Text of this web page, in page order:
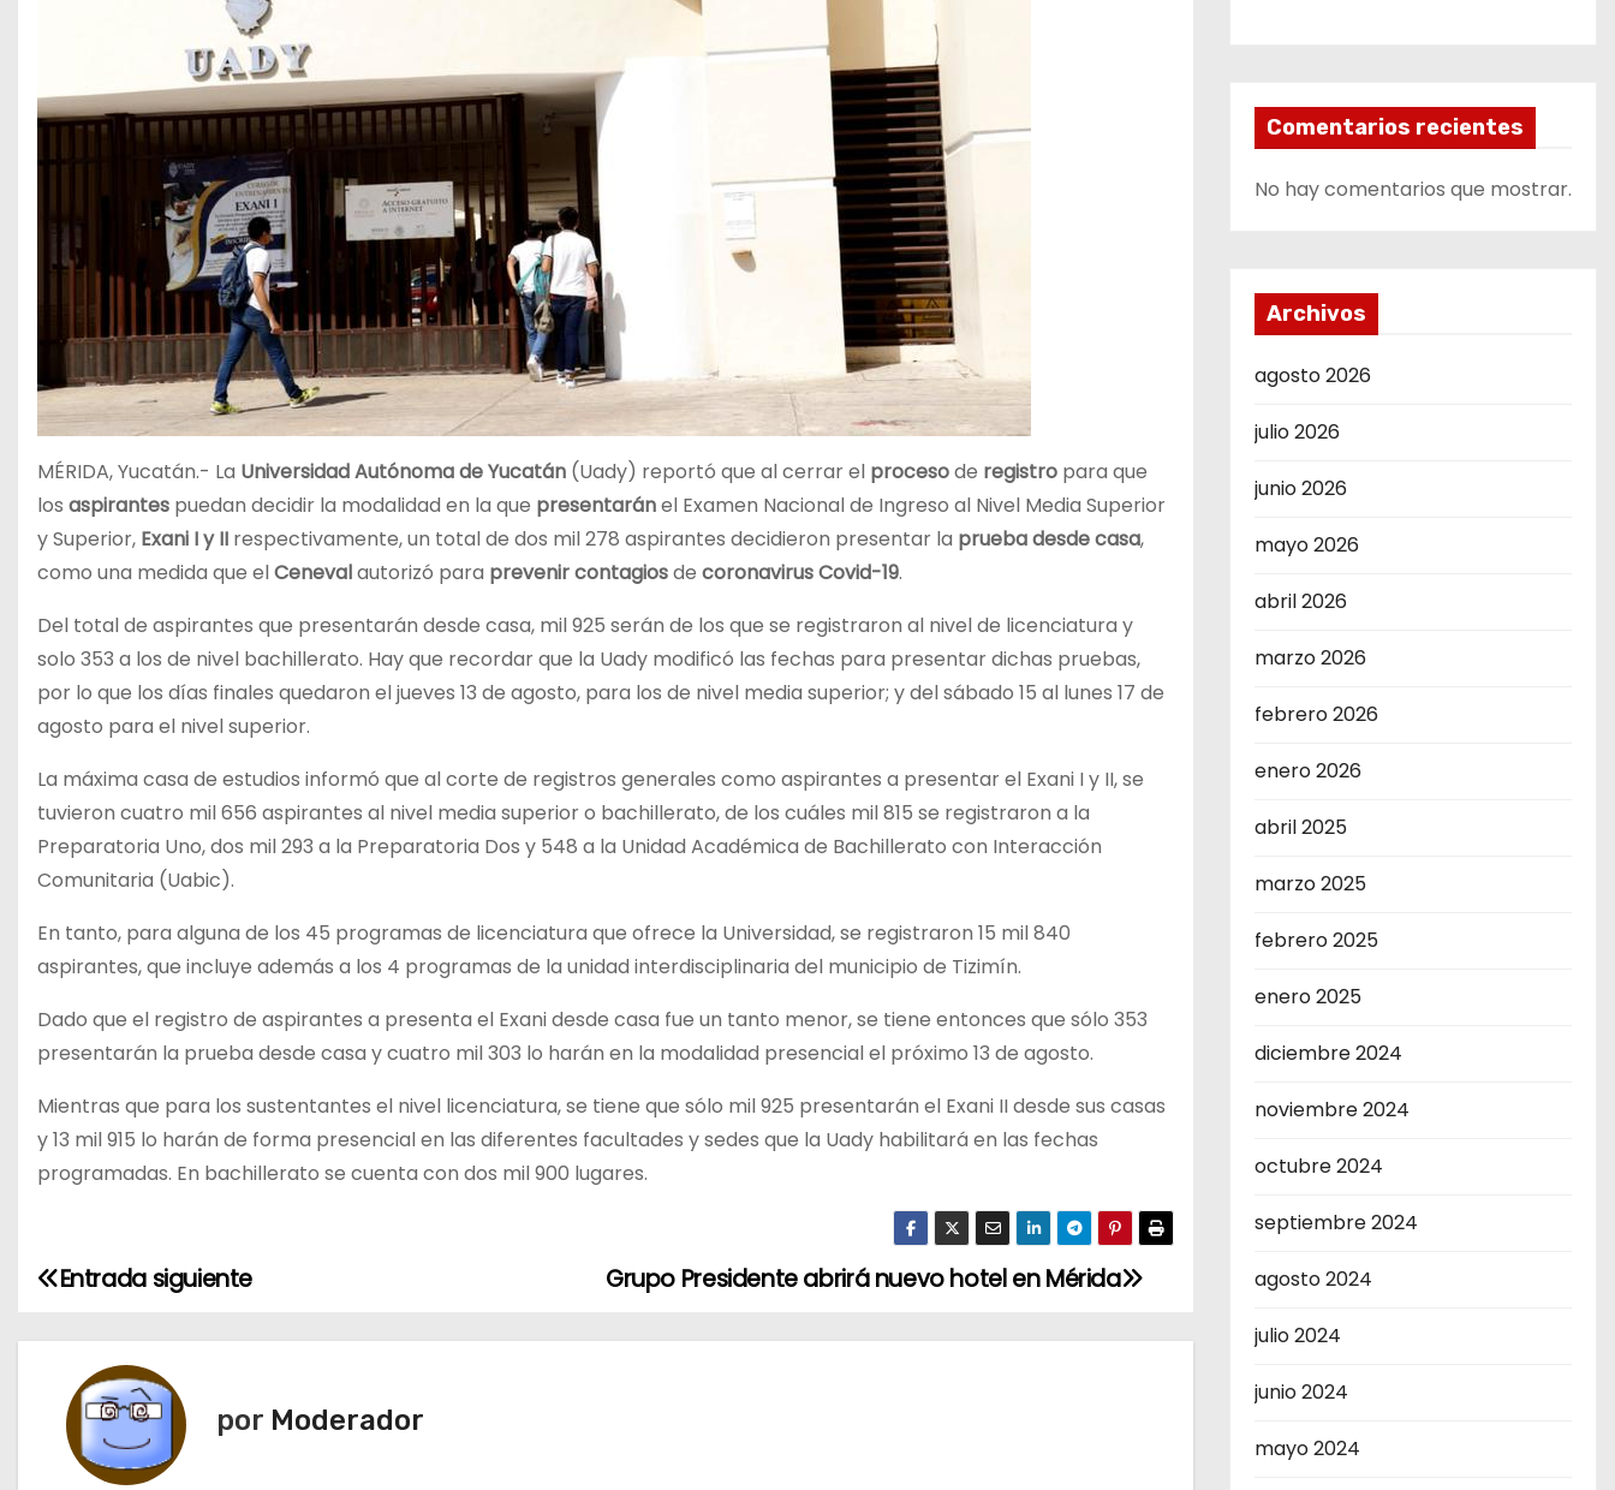
MÉRIDA, Yucatán.- La Universidad Autónoma de Yucatán (Uady) reportó que al cerrar el procesode registro para que
los aspirantes puedan decidir la modalidad en la que presentaránel Examen Nacional de Ingreso al Nivel Media Superior
y Superior, Exani I y II respectivamente, un total de dos mil 278 aspirantes decidieron presentar la prueba desde casa,
como una medida que elCenevalautorizó para prevenir contagiosde coronavirus Covid-19.
Del total de aspirantes que presentarán desde casa, mil 925 serán de los que se registraron al nivel de licenciatura y
solo 353 a los de nivel bachillerato. Hay que recordar que la Uady modificó las fechas para presentar dichas pruebas,
por lo que los días finales quedaron el jueves 13 de agosto, para los de nivel media superior; y del sábado 15 al lunes 17 de
agosto para el nivel superior.
La máxima casa de estudios informó que al corte de registros generales como aspirantes a presentar el Exani I y II, se
tuvieron cuatro mil 656 aspirantes al nivel media superior o bachillerato, de los cuáles mil 815 se registraron a la
Preparatoria Uno, dos mil 293 a la Preparatoria Dos y 548 a la Unidad Académica de Bachillerato con Interacción
Comunitaria (Uabic).
En tanto, para alguna de los 45 programas de licenciatura que ofrece la Universidad, se registraron 15 mil 840
aspirantes, que incluye además a los 4 programas de la unidad interdisciplinaria del municipio de Tizimín.
Dado que el registro de aspirantes a presenta el Exani desde casa fue un tanto menor, se tiene entonces que sólo 353
presentarán la prueba desde casa y cuatro mil 303 lo harán en la modalidad presencial el próximo 13 de agosto.
Mientras que para los sustentantes el nivel licenciatura, se tiene que sólo mil 925 presentarán el Exani II desde sus casas
y 13 mil 915 lo harán de forma presencial en las diferentes facultades y sedes que la Uady habilitará en las fechas
programadas. En bachillerato se cuenta con dos mil 900 lugares.
N
a
Grupo Presidente abrirá nuevo hotel en Mérida
Entrada siguiente
por Moderador
Comentarios recientes
No hay comentarios que mostrar.
Archivos
agosto 2026
julio 2026
junio 2026
mayo 2026
abril 2026
marzo 2026
febrero 2026
enero 2026
abril 2025
marzo 2025
febrero 2025
enero 2025
diciembre 2024
noviembre 2024
octubre 2024
septiembre 2024
agosto 2024
julio 2024
junio 2024
mayo 2024